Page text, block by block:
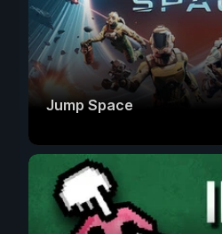
Jump Space